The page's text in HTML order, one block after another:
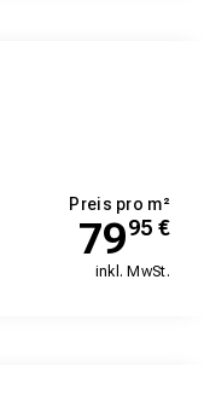
Preis pro m²
7995 €
inkl. MwSt.